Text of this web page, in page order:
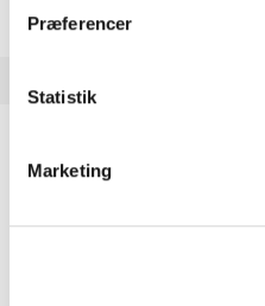
Præferencer
Statistik
Marketing
HA(it.) -
virksomheders